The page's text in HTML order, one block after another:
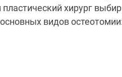
хирург
видов остеотомии: